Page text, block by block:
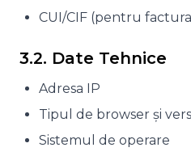
CUI/CIF (pentru
3.2. Date Tehnice
Adresa IP
Tipul de browser și
Sistemul de operare